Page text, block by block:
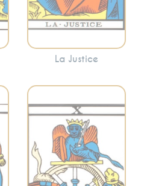
vos actions.
La Justice
Évoque le
changement, les
cycles et les
opportunités. Cette